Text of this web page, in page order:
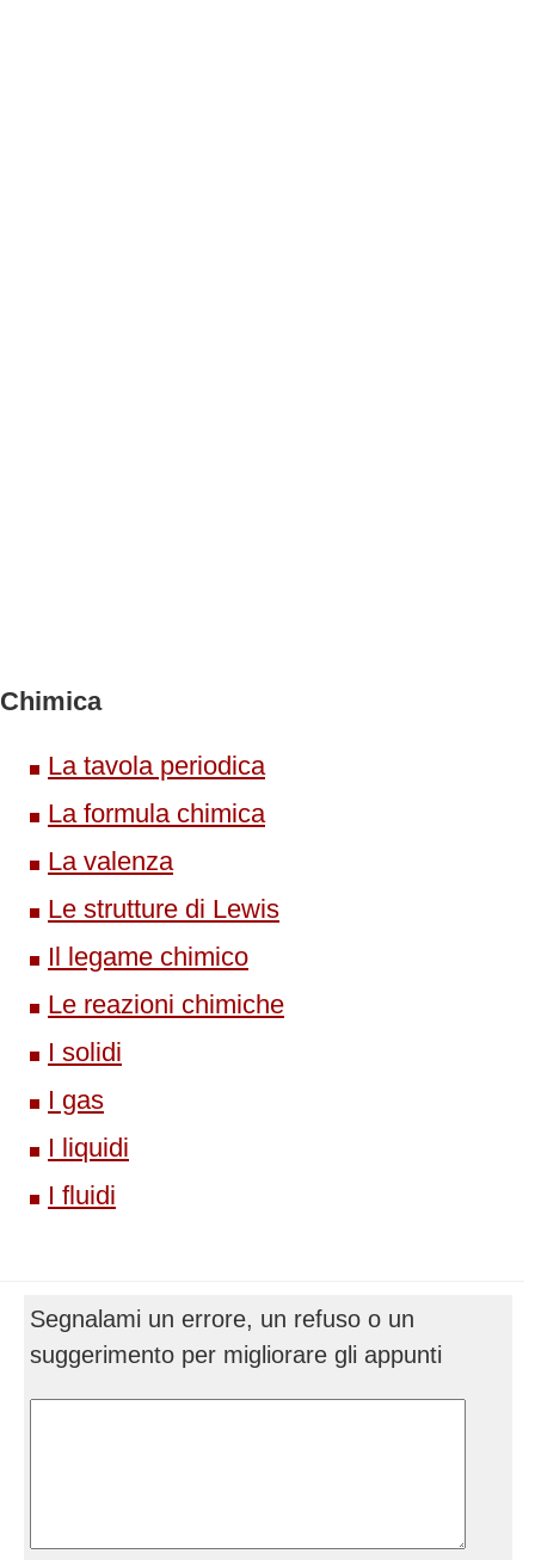
Chimica
La tavola periodica
La formula chimica
La valenza
Le strutture di Lewis
Il legame chimico
Le reazioni chimiche
I solidi
I gas
I liquidi
I fluidi
Segnalami un errore, un refuso o un
suggerimento per migliorare gli appunti